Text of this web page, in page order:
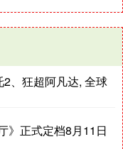
、狂超阿凡达, 全球
》正式定档8月11日